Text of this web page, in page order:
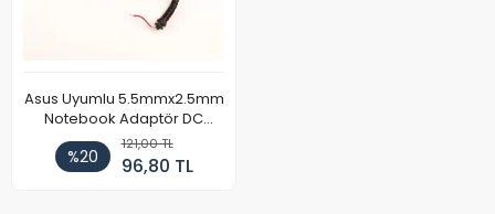
Asus Uyumlu 5.5mmx2.5mm
Notebook Adaptör DC
Kablosu
%20
121,00 TL
96,80 TL